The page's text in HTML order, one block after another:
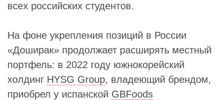
всех российских студентов.
На фоне укрепления позиций в России
«Доширак» продолжает расширять местный
портфель: в 2022 году южнокорейский
холдинг HYSG Group, владеющий брендом,
приобрел у испанской GBFoods